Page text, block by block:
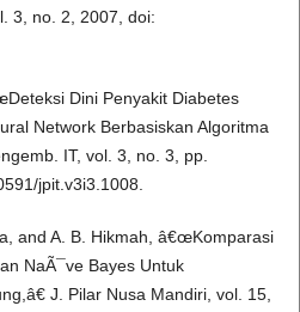
3, no. 2, 2007, doi:
Dini Penyakit Diabetes
Network Berbasiskan Algoritma
IT, vol. 3, no. 3, pp.
jpit.v3i3.1008.
and A. B. Hikmah, â€œKomparasi
NaÃ¯ve Bayes Untuk
J. Pilar Nusa Mandiri, vol. 15,